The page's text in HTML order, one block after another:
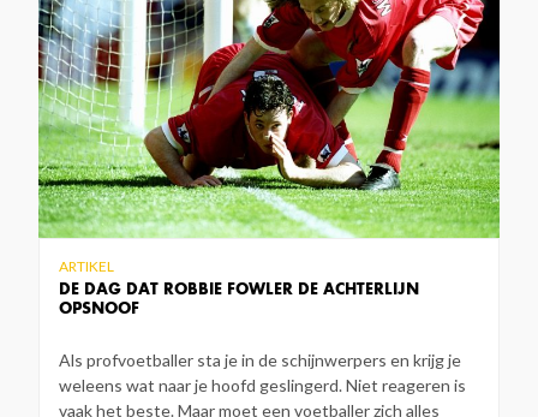
DE DAG DAT ROBBIE FOWLER DE ACHTERLIJN
OPSNOOF
ARTIKEL
Als profvoetballer sta je in de schijnwerpers en krijg je
weleens wat naar je hoofd geslingerd. Niet reageren is
vaak het beste. Maar moet een voetballer zich alles